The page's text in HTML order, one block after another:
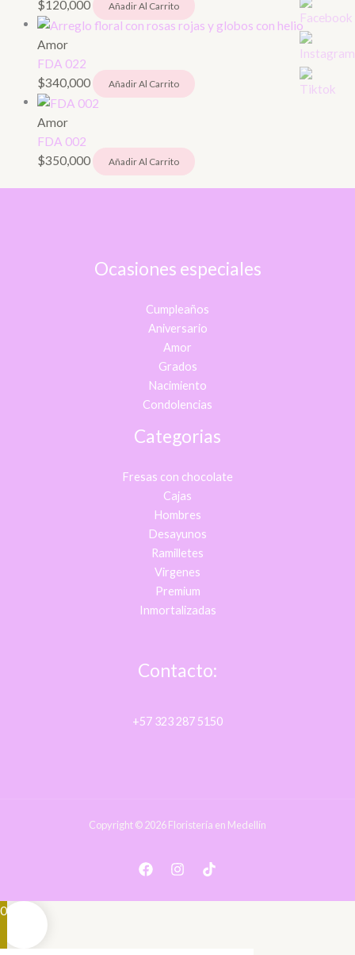
$120,000 Añadir Al Carrito
Amor
FDA 022
$340,000 Añadir Al Carrito
Amor
FDA 002
$350,000 Añadir Al Carrito
Ocasiones especiales
Cumpleaños
Aniversario
Amor
Grados
Nacimiento
Condolencias
Categorias
Fresas con chocolate
Cajas
Hombres
Desayunos
Ramilletes
Virgenes
Premium
Inmortalizadas
Contacto:
+57 323 287 5150
Copyright © 2026 Floristería en Medellín
0